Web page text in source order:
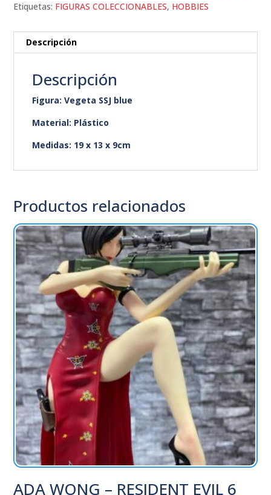
Etiquetas: FIGURAS COLECCIONABLES, HOBBIES
Descripción
Descripción
Figura: Vegeta SSJ blue
Material: Plástico
Medidas: 19 x 13 x 9cm
Productos relacionados
ADA WONG – RESIDENT EVIL 6